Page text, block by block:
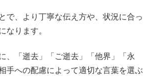
で、より丁寧な伝え方や、状況に合っ
なります。
、「逝去」「ご逝去」「他界」「永
手への配慮によって適切な言葉を選ぶ